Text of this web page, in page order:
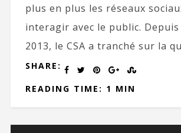
plus en plus les réseaux
interagir avec le public.
2013, le CSA a tranché sur la
SHARE:
READING TIME: 1 MIN